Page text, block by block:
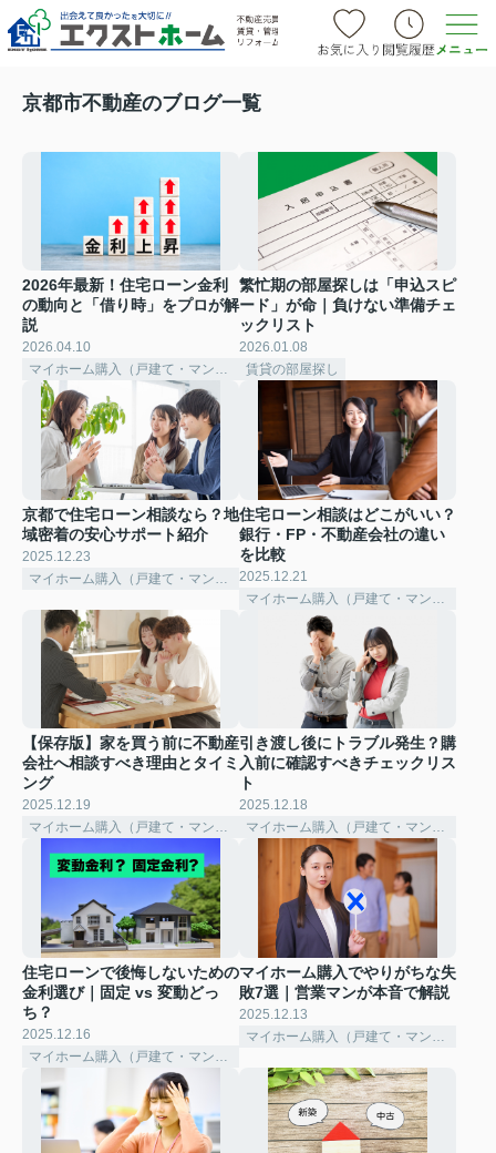
京都市不動産のブログ一覧
2026年最新！住宅ローン金利
の動向と「借り時」をプロが解
説
2026.04.10
マイホーム購入（戸建て・マンション）
繁忙期の部屋探しは「申込スピ
ード」が命｜負けない準備チェ
ックリスト
2026.01.08
賃貸の部屋探し
京都で住宅ローン相談なら？地
域密着の安心サポート紹介
2025.12.23
住宅ローン相談はどこがいい？
銀行・FP・不動産会社の違い
を比較
2025.12.21
【保存版】家を買う前に不動産
会社へ相談すべき理由とタイミ
ング
2025.12.19
マイホーム購入（戸建て・マンション）
引き渡し後にトラブル発生？購
入前に確認すべきチェックリス
ト
2025.12.18
マイホーム購入（戸建て・マンション）
住宅ローンで後悔しないための
金利選び｜固定 vs 変動どっ
ち？
2025.12.16
マイホーム購入でやりがちな失
敗7選｜営業マンが本音で解説
2025.12.13